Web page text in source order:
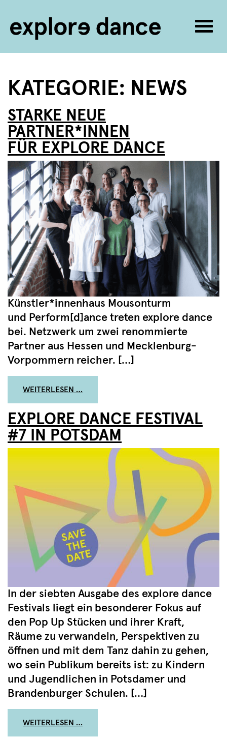
KATEGORIE: NEWS
STARKE NEUE
PARTNER*INNEN
FÜR EXPLORE DANCE
Künstler*innenhaus Mousonturm
und Perform[d]ance treten explore dance
bei. Netzwerk um zwei renommierte
Partner aus Hessen und Mecklenburg-
Vorpommern reicher. […]
WEITERLESEN …
EXPLORE DANCE FESTIVAL
#7 IN POTSDAM
In der siebten Ausgabe des explore dance
Festivals liegt ein besonderer Fokus auf
den Pop Up Stücken und ihrer Kraft,
Räume zu verwandeln, Perspektiven zu
öffnen und mit dem Tanz dahin zu gehen,
wo sein Publikum bereits ist: zu Kindern
und Jugendlichen in Potsdamer und
Brandenburger Schulen. […]
WEITERLESEN …